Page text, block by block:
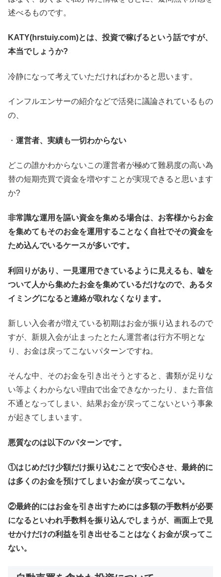
述べるものです。
KATY(hrstuiy.com)とは、投資で稼げるという話ですが、
本当でしょうか?
冷静になって考えていただければわかると思います。
インフルエンサーの紹介などで活発に議論されているもの
の、
・ 運営者、実績も一切わからない
どこの誰かわからないこの運営者が極めて難易度の高い為
替の短期売買で資金を増やすことが実現できると思います
か?
非常識な運用を謳い資金を集める場合は、お客様からお金
を集めてもそのお金を運用することなく自社でその資金を
ため込んでいるケースが多いです。
利回りがあり、一見運用できているように見えるも、嘘を
ついて人から集めたお金を集めているだけなので、あるタ
イミングになると連絡が取れなくなります。
新しい入会者が増えている初期はお金が振り込まれるので
すが、新規入会が止まったとたん運営者は行方不明とな
り、お金は戻ってこないパターンですね。
そんな中、そのお金を引き出そうとすると、書類が足りな
い等よくわからない理由で出金できなかったり、また音信
不通となってしまい、結果お金が戻ってこないという事象
が起きてしまいます。
悪質なのは以下のパターンです。
①はじめだけ少額だけ振り込むことで安心させ、最終的に
は多くのお金を預けてしまいお金が戻ってこない。
②最終的にはお金を引き出すためには多額の手数料が必要
になるといわれ手数料を振り込んでしまうが、画面上で見
せかけだけの利益を引き出せることはなくお金が戻ってこ
ない。